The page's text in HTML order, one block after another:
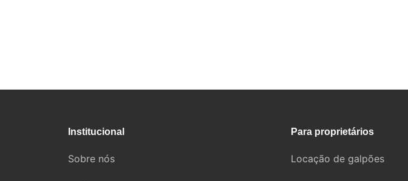
Institucional
Sobre nós
Para proprietários
Locação de galpões